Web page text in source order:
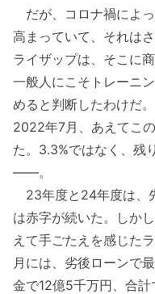
だが、コロナ禍によ
高まっていて、それは
ライザップは、そこに
一般人にこそトレーニ
めると判断したわけだ
2022年7月、あえてこ
た。3.3%ではなく、残
――。
23年度と24年度は、
は赤字が続いた。しか
えて手ごたえを感じた
月には、劣後ローンで
金で12億5千万円、合